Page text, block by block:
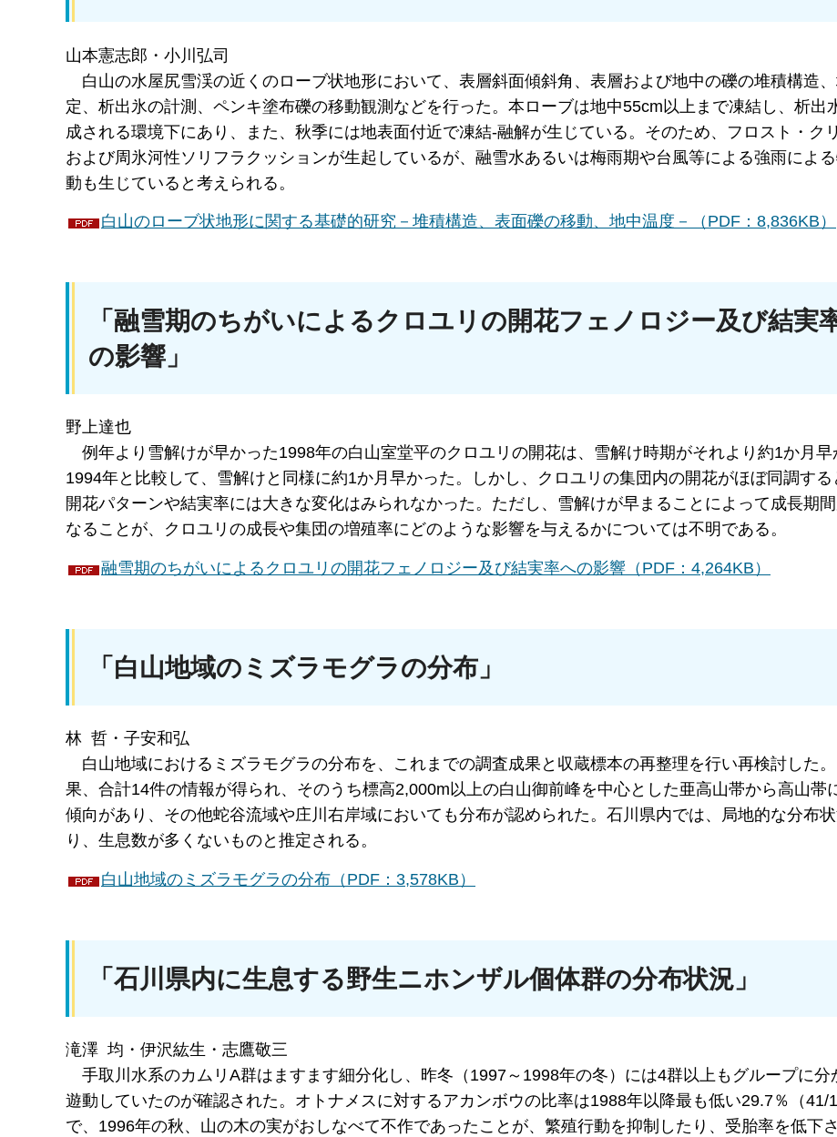
山本憲志郎・小川弘司
白山の水屋尻雪渓の近くのローブ状地形において、表層斜面傾斜角、表層および地中の礫の堆積構造、
定、析出氷の計測、ペンキ塗布礫の移動観測などを行った。本ローブは地中55cm以上まで凍結し、析出
成される環境下にあり、また、秋季には地表面付近で凍結-融解が生じている。そのため、フロスト・ク
および周氷河性ソリフラクッションが生起しているが、融雪水あるいは梅雨期や台風等による強雨によ
動も生じていると考えられる。
白山のローブ状地形に関する基礎的研究－堆積構造、表面礫の移動、地中温度－（PDF：8,836KB）
「融雪期のちがいによるクロユリの開花フェノロジー及び結実
の影響」
野上達也
例年より雪解けが早かった1998年の白山室堂平のクロユリの開花は、雪解け時期がそれより約1か月早
1994年と比較して、雪解けと同様に約1か月早かった。しかし、クロユリの集団内の開花がほぼ同調する
開花パターンや結実率には大きな変化はみられなかった。ただし、雪解けが早まることによって成長期間
なることが、クロユリの成長や集団の増殖率にどのような影響を与えるかについては不明である。
融雪期のちがいによるクロユリの開花フェノロジー及び結実率への影響（PDF：4,264KB）
「白山地域のミズラモグラの分布」
林 哲・子安和弘
白山地域におけるミズラモグラの分布を、これまでの調査成果と収蔵標本の再整理を行い再検討した
果、合計14件の情報が得られ、そのうち標高2,000m以上の白山御前峰を中心とした亜高山帯から高山帯
傾向があり、その他蛇谷流域や庄川右岸域においても分布が認められた。石川県内では、局地的な分布
り、生息数が多くないものと推定される。
白山地域のミズラモグラの分布（PDF：3,578KB）
「石川県内に生息する野生ニホンザル個体群の分布状況」
滝澤 均・伊沢紘生・志鷹敬三
手取 川水系のカムリA群はますます細分化し、昨冬（1997～1998年の冬）には4群以上もグループに分
遊動していたのが確認された。オトナメスに対するアカンボウの比率は1988年以降最も低い29.7％（41/
で、1996年の秋、山の木の実がおしなべて不作であったことが、繁殖行動を抑制したり、受胎率を低下